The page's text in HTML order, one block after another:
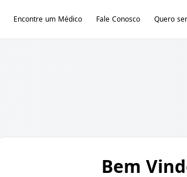
Encontre um Médico Fale Conosco Quero
Bem